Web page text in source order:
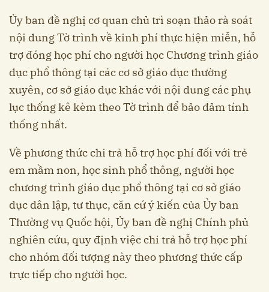
Ủy ban đề nghị cơ quan chủ trì soạn thảo rà soát
nội dung Tờ trình về kinh phí thực hiện miễn, hỗ
trợ đóng học phí cho người học Chương trình giáo
dục phổ thông tại các cơ sở giáo dục thường
xuyên, cơ sở giáo dục khác với nội dung các phụ
lục thống kê kèm theo Tờ trình để bảo đảm tính
thống nhất.
Về phương thức chi trả hỗ trợ học phí đối với trẻ
em mầm non, học sinh phổ thông, người học
chương trình giáo dục phổ thông tại cơ sở giáo
dục dân lập, tư thục, căn cứ ý kiến của Ủy ban
Thường vụ Quốc hội, Ủy ban đề nghị Chính phủ
nghiên cứu, quy định việc chi trả hỗ trợ học phí
cho nhóm đối tượng này theo phương thức cấp
trực tiếp cho người học.